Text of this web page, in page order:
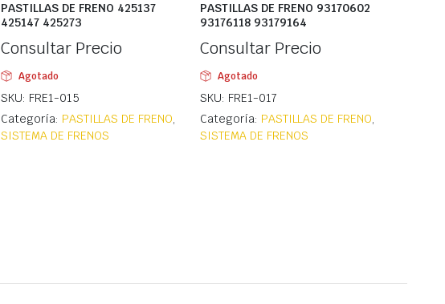
PASTILLAS DE FRENO 425137
425147 425273
Consultar Precio
Agotado
SKU: FRE1-015
Categoría: PASTILLAS DE FRENO,
SISTEMA DE FRENOS
PASTILLAS DE FRENO 93170602
93176118 93179164
Consultar Precio
Agotado
SKU: FRE1-017
Categoría: PASTILLAS DE FRENO,
SISTEMA DE FRENOS